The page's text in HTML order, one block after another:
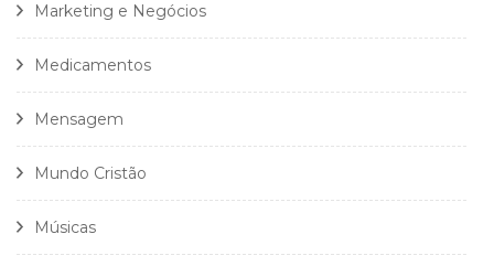
Marketing e Negócios
Medicamentos
Mensagem
Mundo Cristão
Músicas